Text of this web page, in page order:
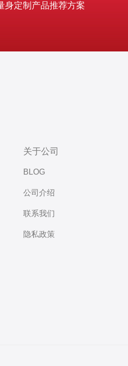
身定制产品推荐方案
关于公司
BLOG
公司介绍
联系我们
隐私政策